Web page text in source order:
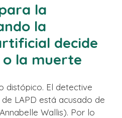
la
la
decide
la muerte
distópico. El detective
LAPD está acusado de
Wallis). Por lo